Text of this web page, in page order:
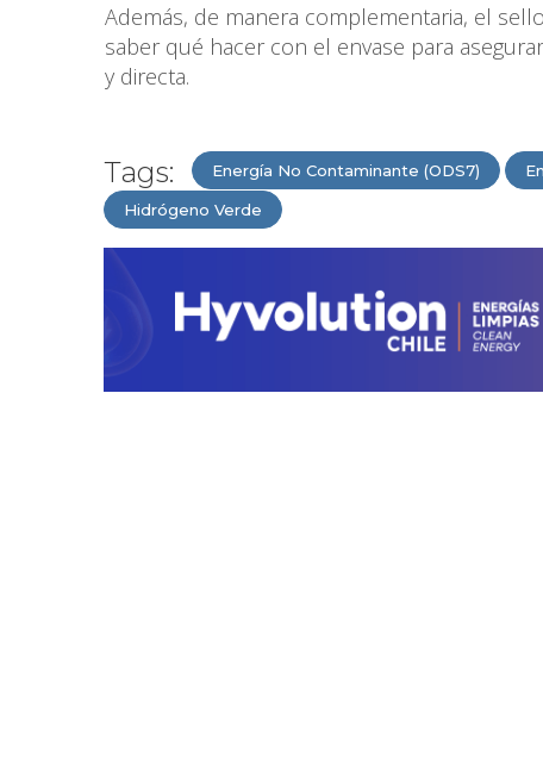
Además, de manera complementaria, el
saber qué hacer con el envase para
y directa.
Tags: Energía No Contaminante (ODS7)
Hidrógeno Verde